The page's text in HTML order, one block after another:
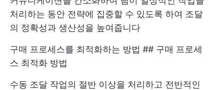
처리하는 동안 전략에 집중할 수 있도록 하여 조달
의 정확성과 생산성을 높여줍니다
구매 프로세스를 최적화하는 방법 ## 구매 프로세
스 최적화 방법
수동 조달 작업의 절반 이상을 처리하고 전반적인